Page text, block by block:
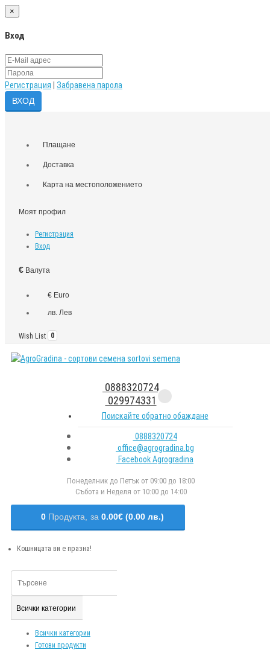
×
Вход
Регистрация Забравена парола
Плащане
Доставка
Карта на местоположението
Моят профил
Регистрация
Вход
€ Валута
€ Euro
лв. Лев
Wish List 0
0888320724
029974331
Поискайте обратно обаждане
0888320724
office@agrogradina.bg
Facebook Agrogradina
Понеделник до Петък от 09:00 до 18:00
Събота и Неделя от 10:00 до 14:00
0 Продукта, за 0.00€ (0.00 лв.)
Кошницата ви е празна!
Всички категории
Всички категории
Готови продукти